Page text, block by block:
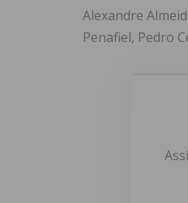
Alexandre
Penafiel, Pedro